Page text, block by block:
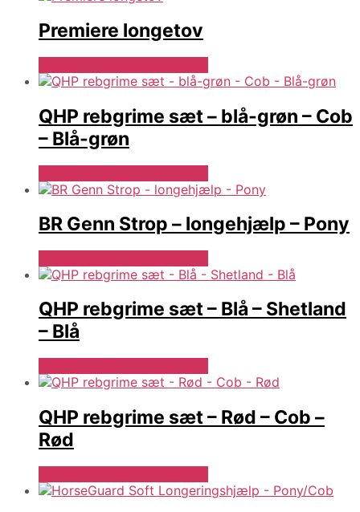
Premiere longetov
QHP rebgrime sæt – blå-grøn – Cob
– Blå-grøn
BR Genn Strop – longehjælp – Pony
QHP rebgrime sæt – Blå – Shetland
– Blå
QHP rebgrime sæt – Rød – Cob –
Rød